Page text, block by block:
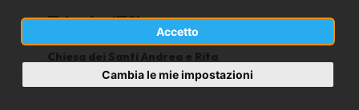
Accetto
Cambia le mie impostazioni
Trieste (TS)
Chiesa dei Santi Andrea e Rita